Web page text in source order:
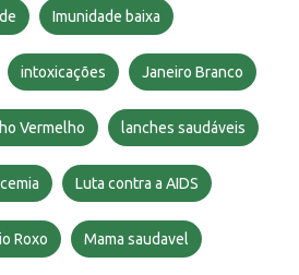
Imunidade baixa
intoxicações Janeiro Branco
Vermelho lanches saudáveis
Luta contra a AIDS
Roxo Mama saudavel